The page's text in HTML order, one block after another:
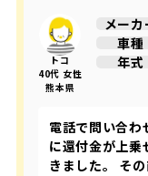
トコ
40代 女性
熊本県
メーカ
車種
年式
電話で問い合わ
に還付金が上乗
きました。 そ